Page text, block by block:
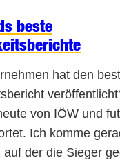
beste
hat den
von IÖW und
Ich komme
der die Sieger